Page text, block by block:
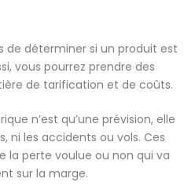
de déterminer si un produit est
vous pourrez prendre des
de tarification et de coûts.
n’est qu’une prévision, elle
ni les accidents ou vols. Ces
la perte voulue ou non qui va
sur la marge.